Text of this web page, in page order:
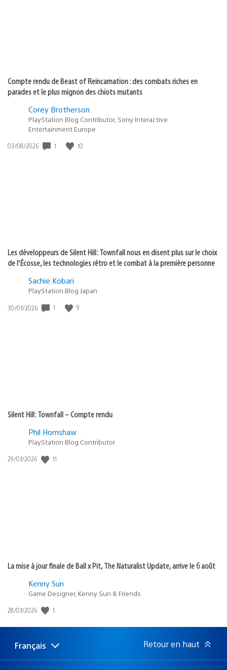
Compte rendu de Beast of Reincarnation : des combats riches en
parades et le plus mignon des chiots mutants
Corey Brotherson
PlayStation Blog Contributor, Sony Interactive
Entertainment Europe
Date
03/08/2026 1 10
Les développeurs de Silent Hill: Townfall nous en disent plus sur le choix
de l’Écosse, les technologies rétro et le combat à la première personne
Sachie Kobari
PlayStation.Blog Japan
Date
30/07/2026 1 9
Silent Hill: Townfall – Compte rendu
Phil Hornshaw
PlayStation Blog Contributor
Date
29/07/2026 11
La mise à jour finale de Ball x Pit, The Naturalist Update, arrive le 6 août
Kenny Sun
Game Designer, Kenny Sun & Friends
Date
publication
28/07/2026 1
Choisir
une
Région
actuelle
Français Retour en haut